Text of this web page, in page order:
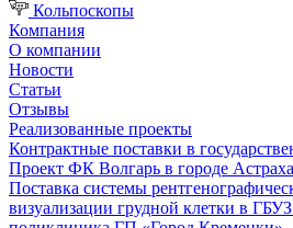
Кольпоскопы
Компания
О компании
Новости
Статьи
Отзывы
Реализованные проекты
Контрактные поставки в
Проект ФК Волгарь в городе
Поставка системы
визуализации грудной клетки в